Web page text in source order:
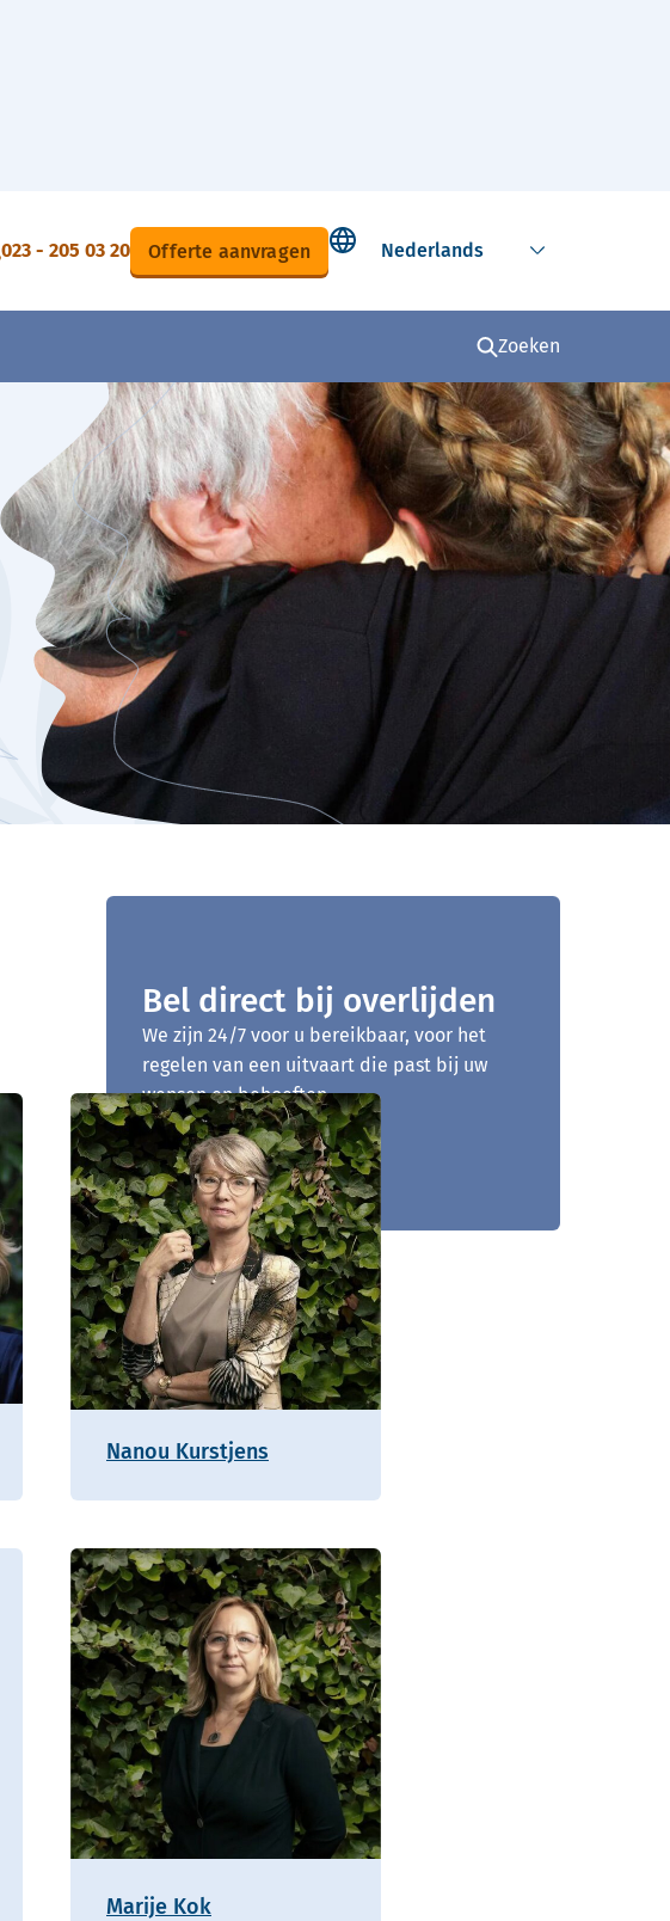
023 - 205 03 20 Offerte aanvragen
Select language
Zoeken
Bel direct bij overlijden
We zijn 24/7 voor u bereikbaar, voor het
regelen van een uitvaart die past bij uw
wensen en behoeften.
023 - 205 03 20
Nanou Kurstjens
Marije Kok